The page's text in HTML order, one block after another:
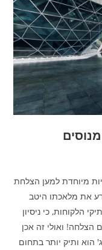
מיוחדת למען הצלחת
את מלאכתו היטב
הלקוחות, כי ניסיון
הצלחה! ואולי זה אכן
הוא ותיק יותר בתחום